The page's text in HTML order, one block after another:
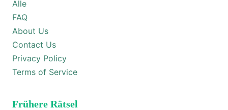
Alle
FAQ
About Us
Contact Us
Privacy Policy
Terms of Service
Frühere Rätsel